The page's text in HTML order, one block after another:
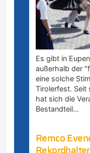
Es gibt in
außerhalb der
eine solche
Tirolerfest. Seit
hat sich die
Bestandteil…
Remco